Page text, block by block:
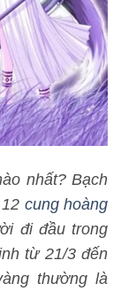
nhất? Bạch
cung hoàng
đi đầu trong
từ 21/3 đến
thường là